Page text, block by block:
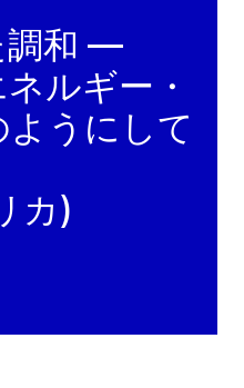
調和 ―
ルギー・
うにして
カ)